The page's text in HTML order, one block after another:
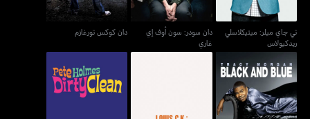
تي جاي ميلر: ميتيكلاسلي
ريدكيولاس
دان سودر: سون أوف إي
غاري
دان كوكس تورغازم
ترايسي مورغان: بلاك آند بلو لويس سي كي: أو ماي غود